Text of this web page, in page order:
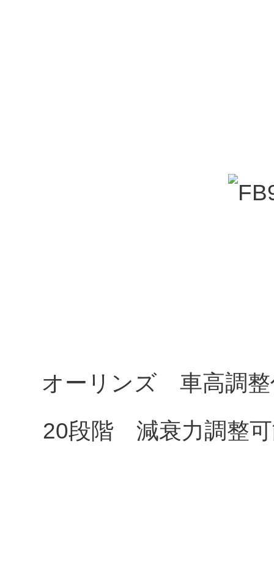
オーリンズ 車高調
20段階 減衰力調